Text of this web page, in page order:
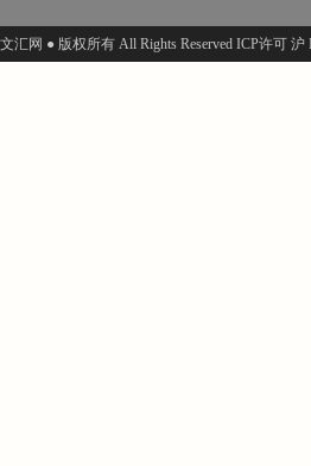
文汇网 ● 版权所有 All Rights Reserved ICP许可 沪